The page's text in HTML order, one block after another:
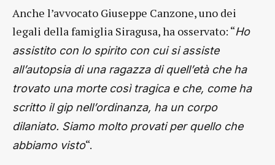
Anche l’avvocato Giuseppe Canzone, uno dei
legali della famiglia Siragusa, ha osservato: “Ho
assistito con lo spirito con cui si assiste
all’autopsia di una ragazza di quell’età che ha
trovato una morte così tragica e che, come ha
scritto il gip nell’ordinanza, ha un corpo
dilaniato. Siamo molto provati per quello che
abbiamo visto“.